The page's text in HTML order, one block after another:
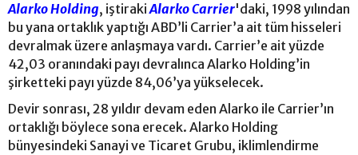
Alarko Holding, iştirakiAlarko Carrier'daki, 1998 yılından
bu yana ortaklık yaptığı ABD’li Carrier’a ait tüm hisseleri
devralmak üzere anlaşmaya vardı. Carrier’e ait yüzde
42,03 oranındaki payı devralınca Alarko Holding’in
şirketteki payı yüzde 84,06’ya yükselecek.
Devir sonrası, 28 yıldır devam eden Alarko ile Carrier’ın
ortaklığı böylece sona erecek. Alarko Holding
bünyesindeki Sanayi ve Ticaret Grubu, iklimlendirme